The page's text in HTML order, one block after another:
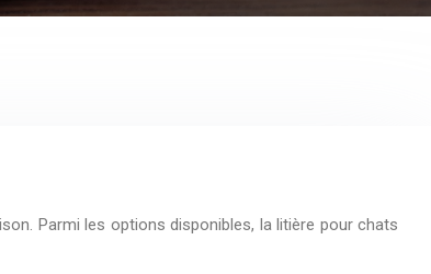
Parmi les options disponibles, la litière pour chats